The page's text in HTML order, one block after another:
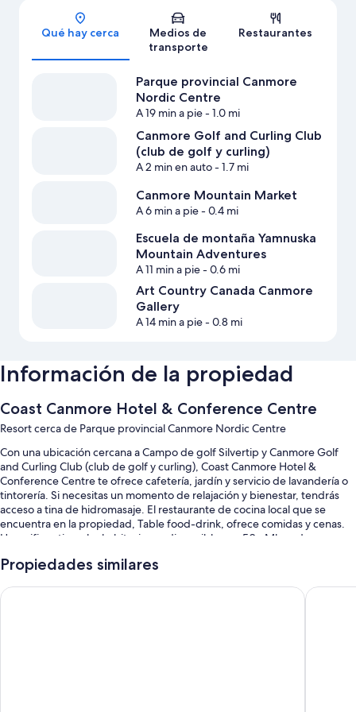
Sección del mapa
Qué hay cerca
Medios de
transporte
Restaurantes
Parque provincial Canmore
Nordic Centre
A 19 min a pie- 1.0 mi
Canmore Golf and Curling Club
(club de golf y curling)
A 2 min en auto- 1.7 mi
Canmore Mountain Market
A 6 min a pie- 0.4 mi
Escuela de montaña Yamnuska
Mountain Adventures
A 11 min a pie- 0.6 mi
Art Country Canada Canmore
Gallery
A 14 min a pie- 0.8 mi
Información de la propiedad
Coast Canmore Hotel & Conference Centre
Resort cerca de Parque provincial Canmore Nordic Centre
Con una ubicación cercana a Campo de golf Silvertip y Canmore Golf
and Curling Club (club de golf y curling), Coast Canmore Hotel &
Conference Centre te ofrece cafetería, jardín y servicio de lavandería o
tintorería. Si necesitas un momento de relajación y bienestar, tendrás
acceso a tina de hidromasaje. El restaurante de cocina local que se
encuentra en la propiedad, Table food-drink, ofrece comidas y cenas.
Hay wifi gratis en las habitaciones disponible con 50+ Mbps de
Estos son algunos servicios adicionales:
Propiedades similares
Canmore Inn & Suites